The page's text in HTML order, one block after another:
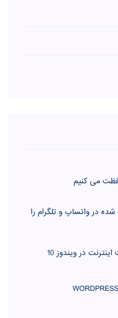
می کنیم
در واتساپ و تلگرام را
در ویندوز 10